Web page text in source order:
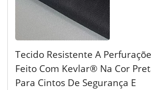
Tecido Resistente A
Feito Com Kevlar® Na Cor
Para Cintos De Segurança E